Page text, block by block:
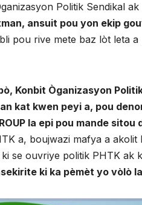
Politik Sendikal ak
ansuit pou yon ekip
pou rive mete baz lòt leta a
Konbit Òganizasyon
kat kwen peyi a, pou
la epi pou mande
a, boujwazi mafya a
se ouvriye politik PHTK ak
ki ka pèmèt yo vòlò